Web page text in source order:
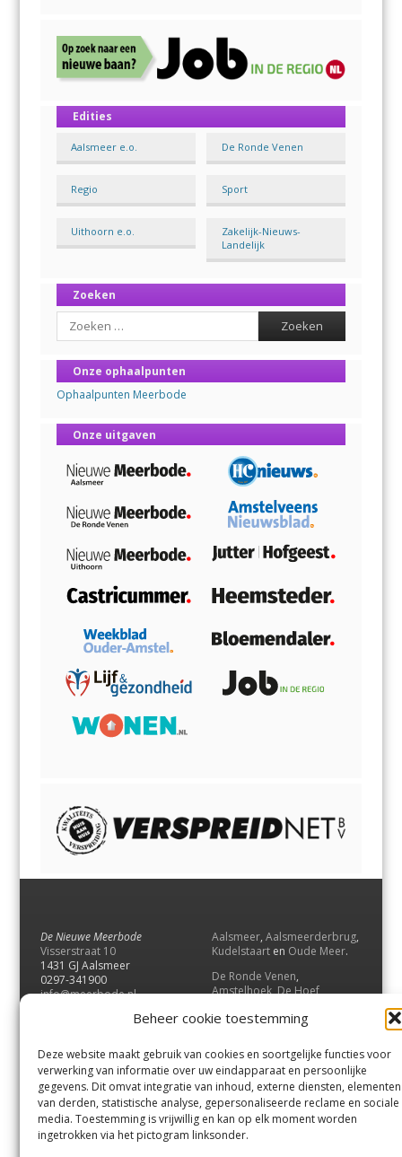
Beheer cookie toestemming
Deze website maakt gebruik van cookies en soortgelijke functies voor
verwerking van informatie over uw eindapparaat en persoonlijke
gegevens. Dit omvat integratie van inhoud, externe diensten, elementen
van derden, statistische analyse, gepersonaliseerde reclame en sociale
media. Toestemming is vrijwillig en kan op elk moment worden
ingetrokken via het pictogram linksonder.
Edities
Aalsmeer e.o. De Ronde Venen
Regio Sport
Uithoorn e.o.
Zakelijk-Nieuws-
Landelijk
Zoeken
Search
Onze ophaalpunten
Ophaalpunten Meerbode
Onze uitgaven
De Nieuwe Meerbode
Visserstraat 10
1431 GJ Aalsmeer
0297-341900
info@meerbode.nl
Aalsmeer, Aalsmeerderbrug,
Kudelstaart en Oude Meer.
De Ronde Venen,
Amstelhoek,De Hoef,
Vrouwenakker,Waverveen
UithoornenDe Kwakel.
Contact
Andere uitgaven
Bezorgklacht